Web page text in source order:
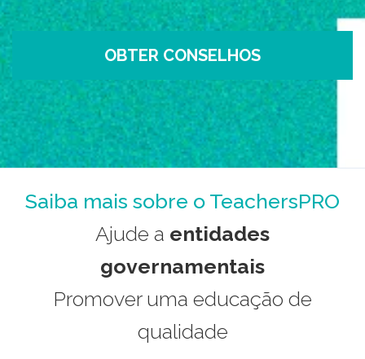
OBTER CONSELHOS
Saiba mais sobre o TeachersPRO
Ajude a entidades
governamentais
Promover uma educação de
qualidade